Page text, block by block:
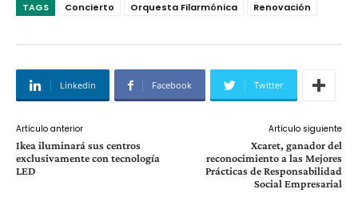
TAGS Concierto Orquesta Filarmónica Renovación
Linkedin Facebook Twitter
Artículo anterior
Ikea iluminará sus centros
exclusivamente con tecnología
LED
Artículo siguiente
Xcaret, ganador del
reconocimiento a las Mejores
Prácticas de Responsabilidad
Social Empresarial